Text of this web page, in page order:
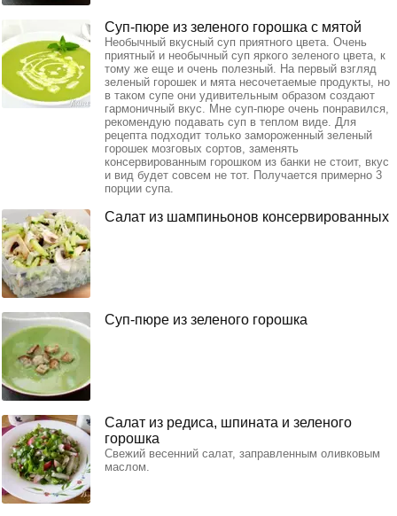
Суп-пюре из зеленого горошка с мятой
Необычный вкусный суп приятного цвета. Очень
приятный и необычный суп яркого зеленого цвета, к
тому же еще и очень полезный. На первый взгляд
зеленый горошек и мята несочетаемые продукты, но
в таком супе они удивительным образом создают
гармоничный вкус. Мне суп-пюре очень понравился,
рекомендую подавать суп в теплом виде. Для
рецепта подходит только замороженный зеленый
горошек мозговых сортов, заменять
консервированным горошком из банки не стоит, вкус
и вид будет совсем не тот. Получается примерно 3
порции супа.
Салат из шампиньонов консервированных
Суп-пюре из зеленого горошка
Салат из редиса, шпината и зеленого
горошка
Свежий весенний салат, заправленным оливковым
маслом.